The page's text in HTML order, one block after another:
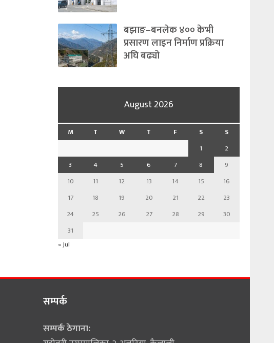
बझाङ–बनलेक ४०० केभी
प्रसारण लाइन निर्माण प्रक्रिया
अघि बढ्यो
August 2026
M T W T F S
S
1
2
3
4 5 6 7 8
9
10
11 12 13 14 15
16
17
18 19 20 21 22
23
24
25 26 27 28 29
30
31
« Jul
सम्पर्क
सम्पर्क ठेगाना: